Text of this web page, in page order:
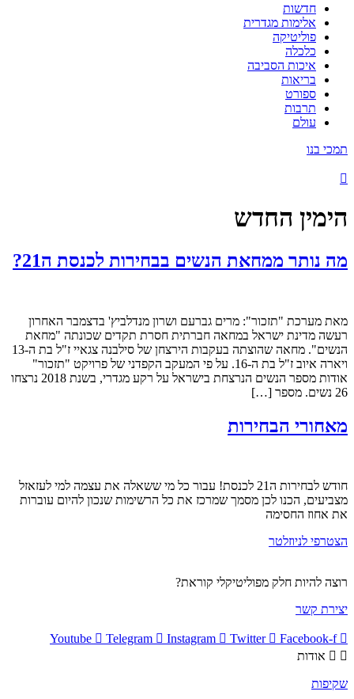
חדשות
אלימות מגדרית
פוליטיקה
כלכלה
איכות הסביבה
בריאות
ספורט
תרבות
עולם
תמכי בנו
הימין החדש
מה נותר ממחאת הנשים בבחירות לכנסת ה21?
מאת מערכת "תזכור": מרים גברעם ושרון מנדלביץ' בדצמבר האחרון
רעשה מדינת ישראל במחאה חברתית חסרת תקדים שכונתה "מחאת
הנשים". מחאה שהוצתה בעקבות הירצחן של סילבנה צגאיי ז"ל בת ה-13
ויארה איוב ז"ל בת ה-16. על פי המעקב הקפדני של פרויקט "תזכור"
אודות מספר הנשים הנרצחת בישראל על רקע מגדרי, בשנת 2018 נרצחו
26 נשים. מספר […]
מאחורי הבחירות
חודש לבחירות ה21 לכנסת! עבור כל מי ששאלה את עצמה למי לעזאזל
מצביעים, הכנו לכן מסמך שמרכז את כל הרשימות שנכון להיום עוברות
את אחוז החסימה
הצטרפי לניוזלטר
רוצה להיות חלק מפוליטיקלי קוראת?
יצירת קשר
Youtube Telegram Instagram Twitter
Facebook-f
אודות
שקיפות